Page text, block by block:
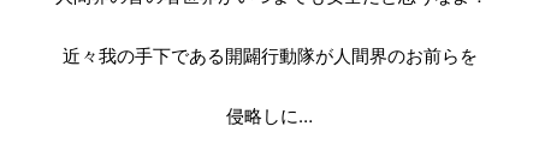
近々我の手下である開闢行動隊が人間界のお前らを
侵略しに…